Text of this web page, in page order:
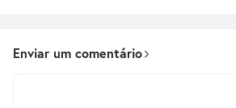
Enviar um comentário